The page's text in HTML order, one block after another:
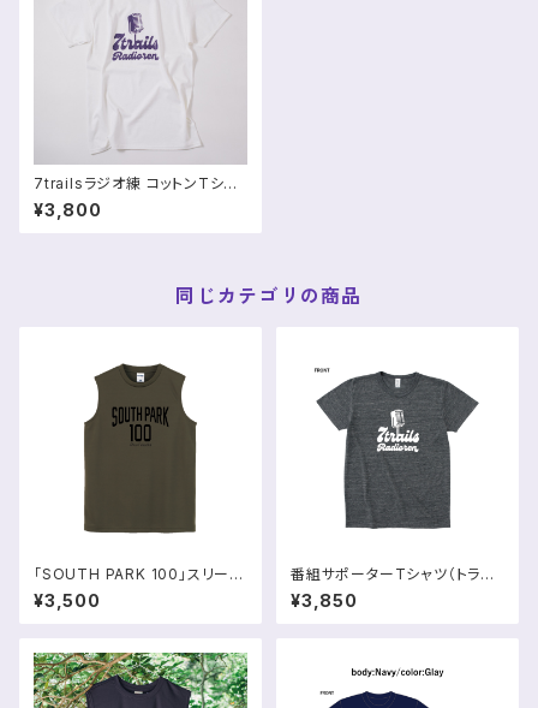
7trailsラジオ練 コットンTシャ
ツ（コットン100%）
¥3,800
同じカテゴリの商品
「SOUTH PARK 100」スリーブ
レスシャツ【予約販売】
¥3,500
番組サポーターTシャツ（トライ
ブレンド｜吸水・速乾）
¥3,850